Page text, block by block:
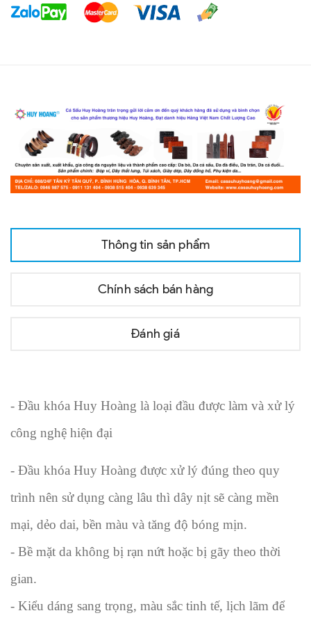
Thông tin sản phẩm
Chính sách bán hàng
Đánh giá
- Đầu khóa Huy Hoàng là loại đầu được làm và xử lý
công nghệ hiện đại
- Đầu khóa Huy Hoàng được xử lý đúng theo quy
trình nên sử dụng càng lâu thì dây nịt sẽ càng mền
mại, dẻo dai, bền màu và tăng độ bóng mịn.
- Bề mặt da không bị rạn nứt hoặc bị gãy theo thời
gian.
- Kiểu dáng sang trọng, màu sắc tinh tế, lịch lãm để